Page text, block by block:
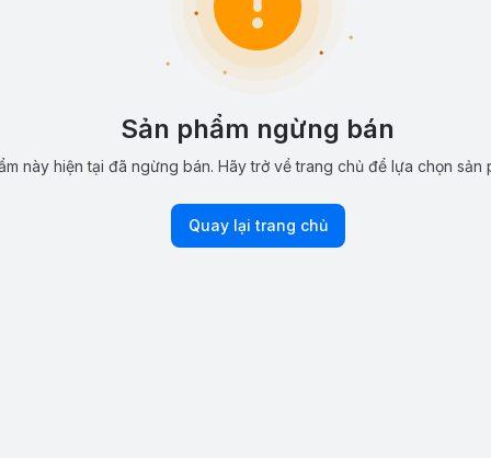
Sản phẩm ngừng bán
này hiện tại đã ngừng bán. Hãy trở về trang chủ để lựa chọn sản
Quay lại trang chủ